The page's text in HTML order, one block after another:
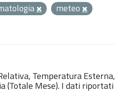
meteo
Temperatura Esterna,
(Totale Mese). I dati